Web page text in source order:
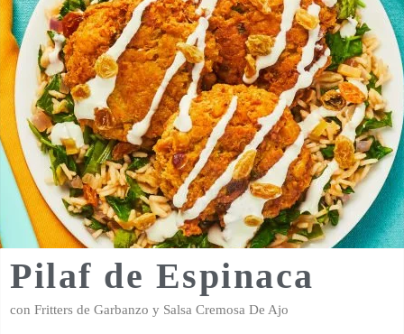
Pilaf de Espinaca
con Fritters de Garbanzo y Salsa Cremosa De Ajo